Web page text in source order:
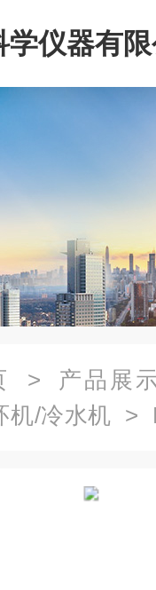
学仪器有
> 产品展
机/冷水机 >